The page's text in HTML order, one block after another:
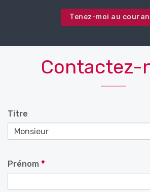
Tenez-moi au
Contactez-
Titre
Prénom *